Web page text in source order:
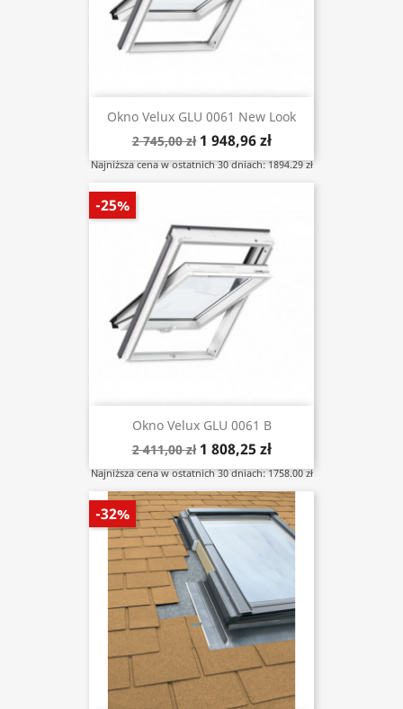
Okno Velux GLU 0061 New Look
2 745,00 zł 1 948,96 zł
Najniższa cena w ostatnich 30 dniach: 1894.29 zł
Okno Velux GLU 0061 B
2 411,00 zł 1 808,25 zł
Najniższa cena w ostatnich 30 dniach: 1758.00 zł
-25%
-32%